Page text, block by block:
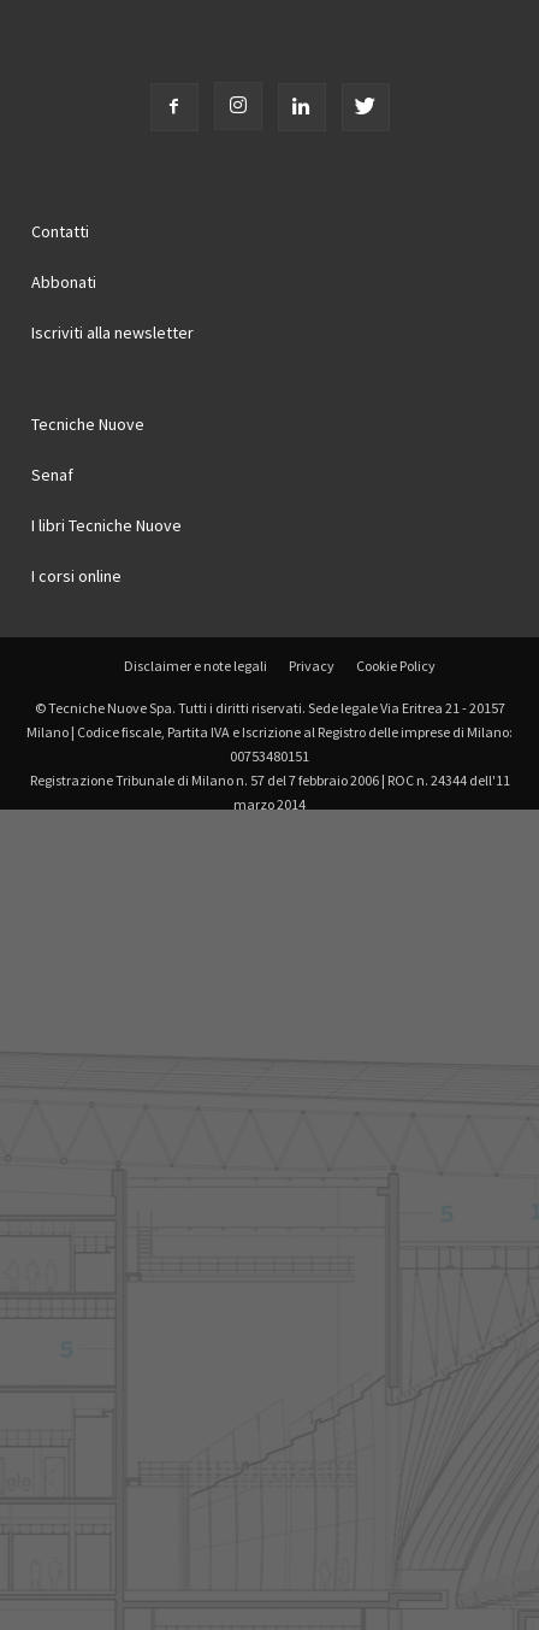
Contatti
Abbonati
Iscriviti alla newsletter
Tecniche Nuove
Senaf
I libri Tecniche Nuove
I corsi online
Disclaimer e note legali Privacy Cookie Policy
© Tecniche Nuove Spa. Tutti i diritti riservati. Sede legale Via Eritrea 21 - 20157
Milano | Codice fiscale, Partita IVA e Iscrizione al Registro delle imprese di Milano:
00753480151
Registrazione Tribunale di Milano n. 57 del 7 febbraio 2006 | ROC n. 24344 dell'11
marzo 2014